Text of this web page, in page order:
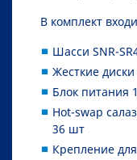
В комплект
Шасси SNR-
Жесткие
Блок питания
Hot-swap
36 шт
Крепление